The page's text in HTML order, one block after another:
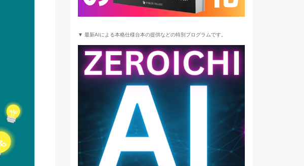
▼ 最新AIによる本格仕様台本の提供などの特別プログラムです。